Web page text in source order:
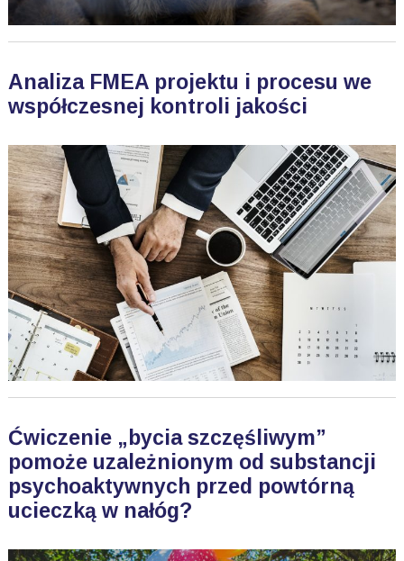
Analiza FMEA projektu i procesu we
współczesnej kontroli jakości
Ćwiczenie „bycia szczęśliwym”
pomoże uzależnionym od substancji
psychoaktywnych przed powtórną
ucieczką w nałóg?